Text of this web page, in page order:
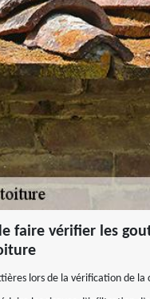
faire vérifier les
lors de la vérification de la